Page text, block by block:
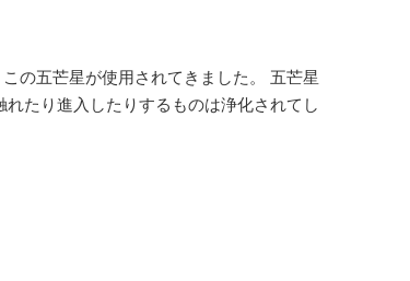
の五芒星が使用されてきました。 五芒星
たり進入したりするものは浄化されてし